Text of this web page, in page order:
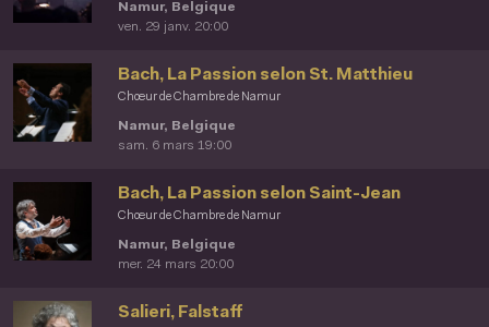
Namur, Belgique
ven. 29 janv. 20:00
Chœur de Chambre de Namur
Bach, La Passion selon St. Matthieu
Namur, Belgique
sam. 6 mars 19:00
Chœur de Chambre de Namur
Bach, La Passion selon Saint-Jean
Namur, Belgique
mer. 24 mars 20:00
Salieri, Falstaff